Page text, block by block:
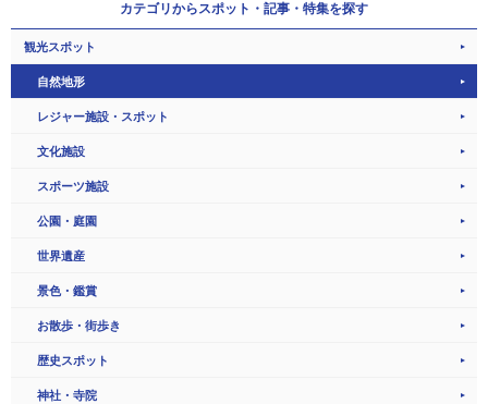
カテゴリからスポット・記事・特集を探す
観光スポット
自然地形
レジャー施設・スポット
文化施設
スポーツ施設
公園・庭園
世界遺産
景色・鑑賞
お散歩・街歩き
歴史スポット
神社・寺院